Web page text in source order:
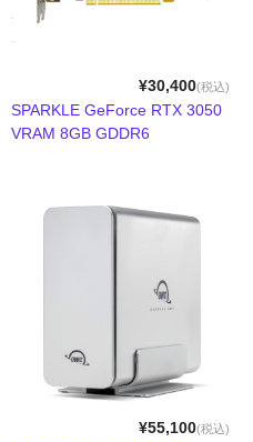
ケーブル＆変換アダプタ
デスクトップストレージセット
ドッキングステーション
パソコン&PCサーバー
デスクトップドライブケース
¥30,400(税込)
SPARKLE GeForce RTX 3050
VRAM 8GB GDDR6
¥55,100(税込)